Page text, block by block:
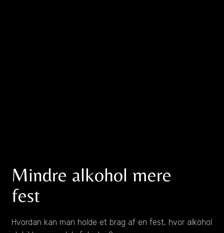
Mindre alkohol mere
fest
Hvordan kan man holde et brag af en fest, hvor alkohol